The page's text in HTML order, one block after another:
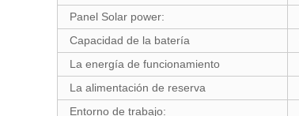
Panel Solar power:
Capacidad de la batería
La energía de funcionamiento
La alimentación de reserva
Entorno de trabajo: